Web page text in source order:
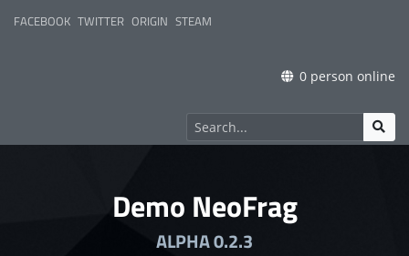
FACEBOOK TWITTER ORIGIN STEAM
0 person online
Demo NeoFrag
ALPHA 0.2.3